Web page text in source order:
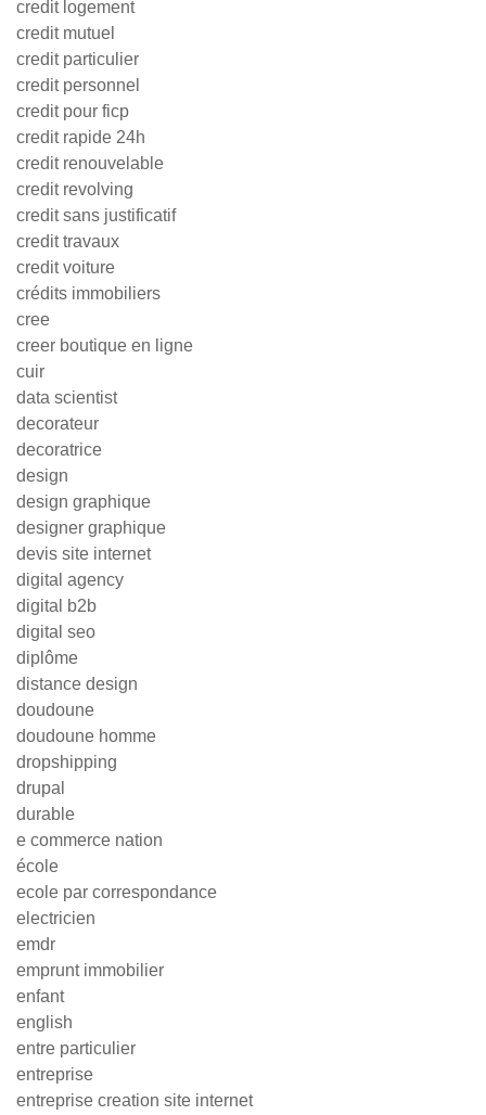
credit logement
credit mutuel
credit particulier
credit personnel
credit pour ficp
credit rapide 24h
credit renouvelable
credit revolving
credit sans justificatif
credit travaux
credit voiture
crédits immobiliers
cree
creer boutique en ligne
cuir
data scientist
decorateur
decoratrice
design
design graphique
designer graphique
devis site internet
digital agency
digital b2b
digital seo
diplôme
distance design
doudoune
doudoune homme
dropshipping
drupal
durable
e commerce nation
école
ecole par correspondance
electricien
emdr
emprunt immobilier
enfant
english
entre particulier
entreprise
entreprise creation site internet